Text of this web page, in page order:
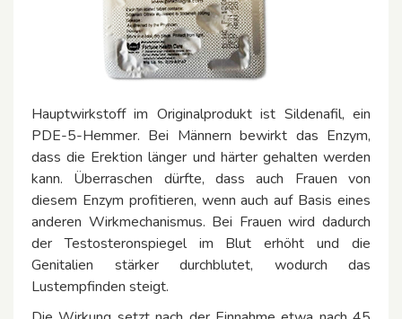
Hauptwirkstoff im Originalprodukt ist Sildenafil, ein
PDE-5-Hemmer. Bei Männern bewirkt das Enzym,
dass die Erektion länger und härter gehalten werden
kann. Überraschen dürfte, dass auch Frauen von
diesem Enzym profitieren, wenn auch auf Basis eines
anderen Wirkmechanismus. Bei Frauen wird dadurch
der Testosteronspiegel im Blut erhöht und die
Genitalien stärker durchblutet, wodurch das
Lustempfinden steigt.